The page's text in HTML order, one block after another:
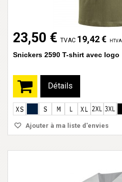
23,50 € TVAC 19,42 € HTVA
Snickers 2590 T-shirt avec logo
Détails
Ajouter à ma liste d'envies